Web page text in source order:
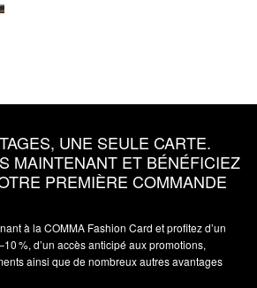
UNE SEULE CARTE.
MAINTENANT ET BÉNÉFICIEZ
PREMIÈRE COMMANDE
à la COMMA Fashion Card et profitez d’un
%, d’un accès anticipé aux promotions,
ainsi que de nombreux autres avantages